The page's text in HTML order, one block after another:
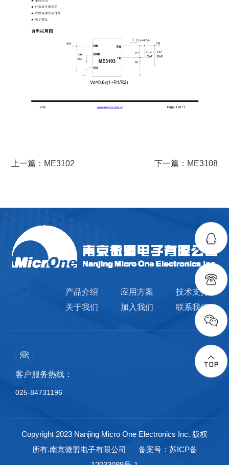
上一篇：ME3102 下一篇：ME3108
产品介绍 应用方案
技术支持
关于我们
加入我们 联系我们
客户服务热线：
025-84731196
Copyright 2023 Nanjing Micro One Electronics Inc. 版权
所有.南京微盟电子有限公司 备案号：苏ICP备